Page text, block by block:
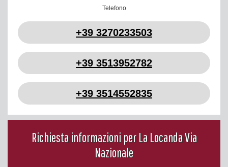
Telefono
+39 3270233503
+39 3513952782
+39 3514552835
Richiesta informazioni per La Locanda Via
Nazionale